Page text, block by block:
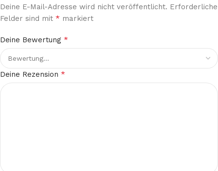
Deine E-Mail-Adresse wird nicht veröffentlicht. Erforderliche
Felder sind mit * markiert
Deine Bewertung *
Deine Rezension *